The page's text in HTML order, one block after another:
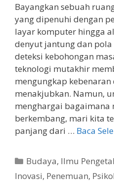
Bayangkan sebuah
yang dipenuhi dengan
layar komputer hingga
denyut jantung dan
deteksi kebohongan
teknologi mutakhir
mengungkap
menakjubkan. Namun,
menghargai bagaimana
berkembang, mari kita
panjang dari … Baca
Kategori
Budaya, Ilmu
Inovasi, Penemuan,